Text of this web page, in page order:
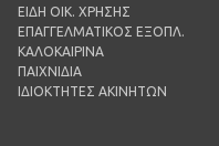
ΕΙΔΗ ΟΙΚ. ΧΡΗΣΗΣ
ΕΠΑΓΓΕΛΜΑΤΙΚΟΣ ΕΞΟΠΛ.
ΚΑΛΟΚΑΙΡΙΝΑ
ΠΑΙΧΝΙΔΙΑ
ΙΔΙΟΚΤΗΤΕΣ ΑΚΙΝΗΤΩΝ